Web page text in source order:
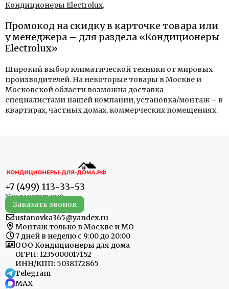
Кондиционеры Electrolux.
Промокод на скидку в карточке товара или
у менеджера – для раздела «Кондиционеры
Electrolux»
Широкий выбор климатической техники от мировых
производителей. На некоторые товары в Москве и
Московской области возможна доставка
специалистами нашей компании, установка/монтаж – в
квартирах, частных домах, коммерческих помещениях.
+7 (499) 113-33-53
Заказать звонок
ustanovka365@yandex.ru
Монтаж только в Москве и МО
7 дней в неделю с 9:00 до 20:00
ООО Кондиционеры для дома
ОГРН: 1235000017152
ИНН/КПП: 5038172865
Telegram
MAX